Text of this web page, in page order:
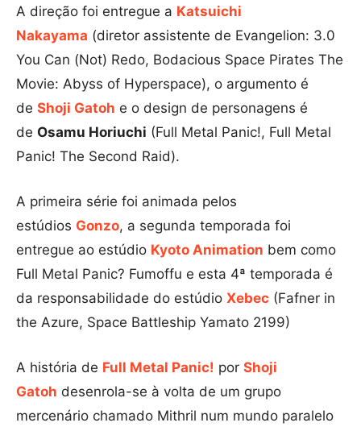
A direção foi entregue a Katsuichi
Nakayama (diretor assistente de Evangelion: 3.0
You Can (Not) Redo, Bodacious Space Pirates The
Movie: Abyss of Hyperspace), o argumento é
de Shoji Gatoh e o design de personagens é
de Osamu Horiuchi (Full Metal Panic!, Full Metal
Panic! The Second Raid).
A primeira série foi animada pelos
estúdios Gonzo, a segunda temporada foi
entregue ao estúdio Kyoto Animation bem como
Full Metal Panic? Fumoffu e esta 4ª temporada é
da responsabilidade do estúdio Xebec (Fafner in
the Azure, Space Battleship Yamato 2199)
A história de Full Metal Panic! por Shoji
Gatoh desenrola-se à volta de um grupo
mercenário chamado Mithril num mundo paralelo